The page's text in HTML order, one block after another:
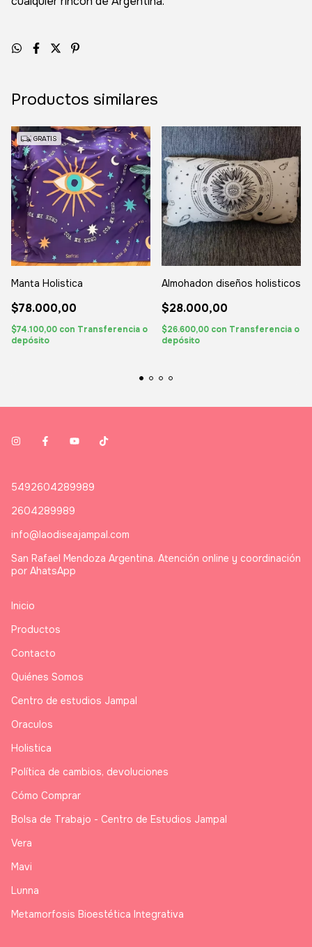
Productos similares
GRATIS
Manta Holistica
$78.000,00
$74.100,00 con Transferencia o
depósito
Almohadon diseños holisticos
$28.000,00
$26.600,00 con Transferencia o
depósito
5492604289989
2604289989
info@laodiseajampal.com
San Rafael Mendoza Argentina. Atención online y coordinación
por AhatsApp
Inicio
Productos
Contacto
Quiénes Somos
Centro de estudios Jampal
Oraculos
Holistica
Política de cambios, devoluciones
Cómo Comprar
Bolsa de Trabajo - Centro de Estudios Jampal
Vera
Mavi
Lunna
Metamorfosis Bioestética Integrativa